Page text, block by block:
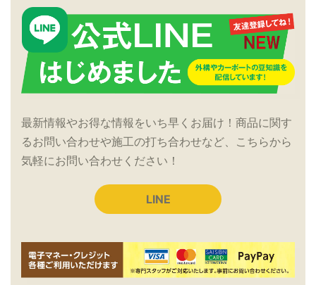
最新情報やお得な情報をいち早くお届け！商品に関す
るお問い合わせや施工の打ち合わせなど、こちらから
気軽にお問い合わせください！
LINE